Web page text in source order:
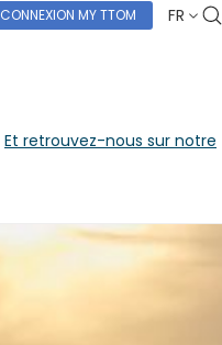
CONNEXION MY TTOM FR
Et retrouvez-nous sur notre